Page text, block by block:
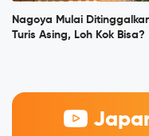
Nagoya Mulai
Turis Asing, Loh Kok Bisa?